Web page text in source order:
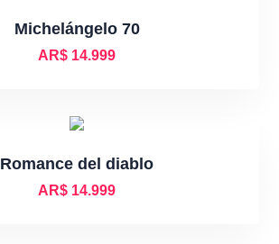
Michelángelo 70
AR$ 14.999
Romance del diablo
AR$ 14.999